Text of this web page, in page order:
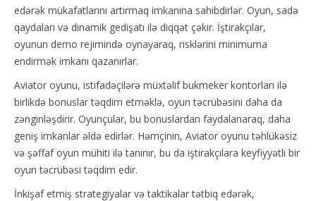
edərək mükafatlarını artırmaq imkanına sahibdirlər. Oyun, sadə
qaydaları və dinamik gedişatı ilə diqqət çəkir. İştirakçılar,
oyunun demo rejimində oynayaraq, risklərini minimuma
endirmək imkanı qazanırlar.
Aviator oyunu, istifadəçilərə müxtəlif bukmeker kontorları ilə
birlikdə bonuslar təqdim etməklə, oyun təcrübəsini daha da
zənginləşdirir. Oyunçular, bu bonuslardan faydalanaraq, daha
geniş imkanlar əldə edirlər. Həmçinin, Aviator oyunu təhlükəsiz
və şəffaf oyun mühiti ilə tanınır, bu da iştirakçılara keyfiyyətli bir
oyun təcrübəsi təqdim edir.
İnkişaf etmiş strategiyalar və taktikalar tətbiq edərək,